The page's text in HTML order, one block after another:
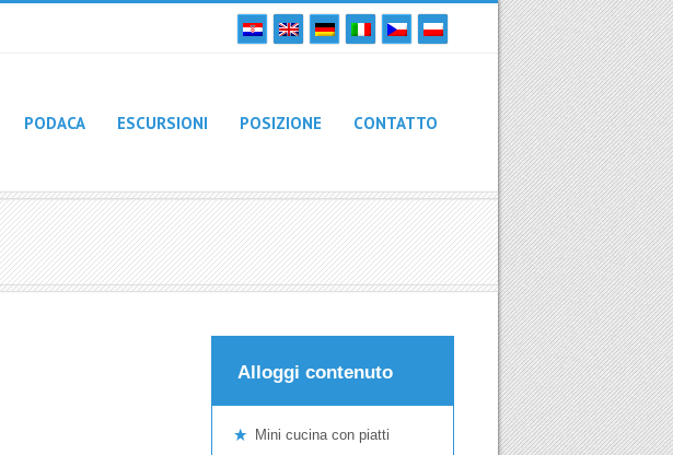
PODACA ESCURSIONI POSIZIONE CONTATTO
Alloggi contenuto
Mini cucina con piatti